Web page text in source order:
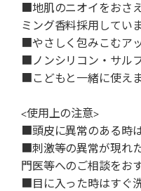
■地肌のニオイをおさ
ミング香料採用していま
■やさしく包みこむア
■ノンシリコン・サル
■こどもと一緒に使えま
<使用上の注意>
■頭皮に異常のある時
■刺激等の異常が現れ
門医等へのご相談をお
■目に入った時はすぐ